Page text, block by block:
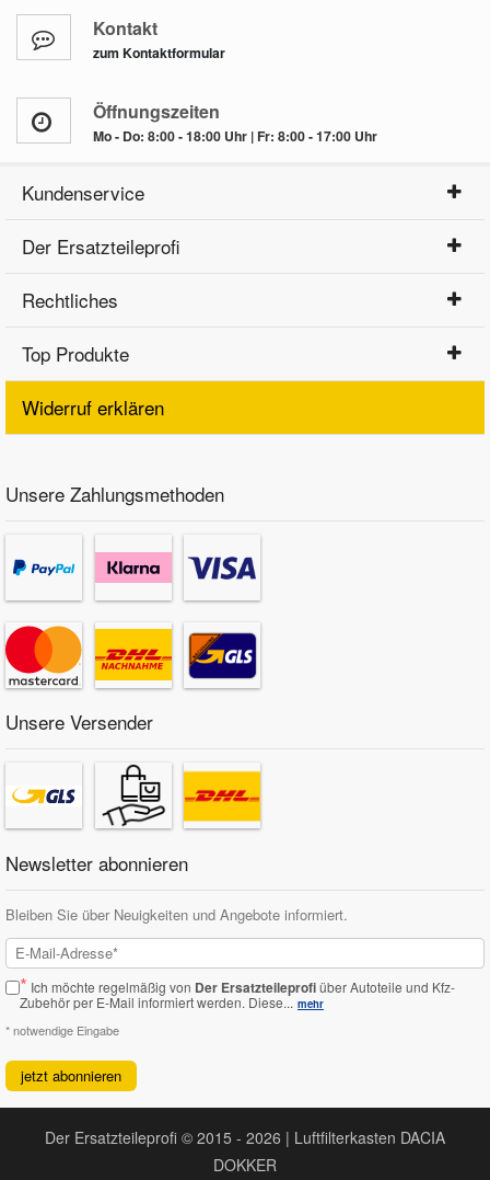
Kontakt
zum Kontaktformular
Öffnungszeiten
Mo - Do: 8:00 - 18:00 Uhr | Fr: 8:00 - 17:00 Uhr
Kundenservice
Der Ersatzteileprofi
Rechtliches
Top Produkte
Widerruf erklären
Unsere Zahlungsmethoden
Unsere Versender
Newsletter abonnieren
Bleiben Sie über Neuigkeiten und Angebote informiert.
* Ich möchte regelmäßig von Der Ersatzteileprofiüber Autoteile und Kfz-
Zubehör per E-Mail informiert werden. Diese... mehr
* notwendige Eingabe
jetzt abonnieren
Der Ersatzteileprofi © 2015 - 2026 | Luftfilterkasten DACIA
DOKKER